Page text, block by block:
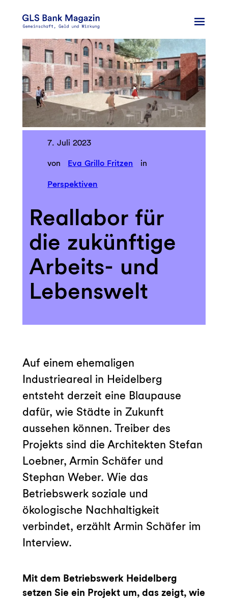
Inhalt
7. Juli 2023
von Eva Grillo Fritzen in
Perspektiven
Reallabor für
die zukünftige
Arbeits- und
Lebenswelt
Auf einem ehemaligen
Industrieareal in Heidelberg
entsteht derzeit eine Blaupause
dafür, wie Städte in Zukunft
aussehen können. Treiber des
Projekts sind die Architekten Stefan
Loebner, Armin Schäfer und
Stephan Weber. Wie das
Betriebswerk soziale und
ökologische Nachhaltigkeit
verbindet, erzählt Armin Schäfer im
Interview.
Mit dem Betriebswerk Heidelberg
setzen Sie ein Projekt um, das zeigt, wie